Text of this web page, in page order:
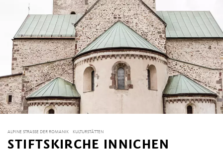
ALPINE STRASSE DER ROMANIK KULTURSTÄTTEN
STIFTSKIRCHE INNICHEN